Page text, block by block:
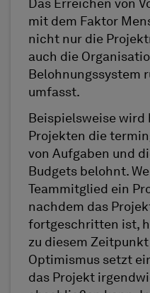
Das Erreichen von
mit dem Faktor
nicht nur die
auch die
Belohnungssystem
umfasst.
Beispielsweise wird
Projekten die
von Aufgaben und
Budgets belohnt.
Teammitglied ein
nachdem das
fortgeschritten ist,
zu diesem
Optimismus setzt
das Projekt